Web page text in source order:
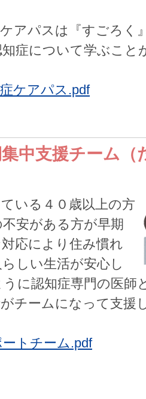
アパスは『すごろく
症について学ぶこと
ケアパス.pdf
中支援チーム（
いる４０歳以上の方
安がある方が早期
応により住み慣れ
しい生活が安心し
に認知症専門の医師
チームになって支援
トチーム.pdf